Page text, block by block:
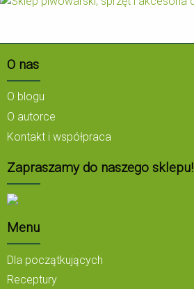
O nas
O blogu
O autorce
Kontakt i współpraca
Zapraszamy do naszego sklepu!
Menu
Dla początkujących
Receptury